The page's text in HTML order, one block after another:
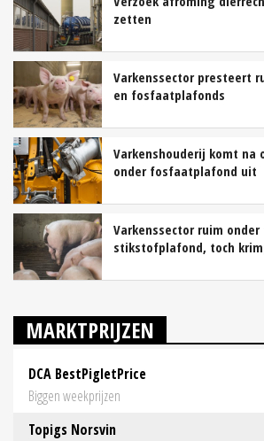
zetten
Varkenssector presteert
en fosfaatplafonds
Varkenshouderij komt na
onder fosfaatplafond uit
Varkenssector ruim
stikstofplafond, toch
MARKTPRIJZEN
DCA BestPigletPrice
Biggen weekprijzen
Topigs Norsvin